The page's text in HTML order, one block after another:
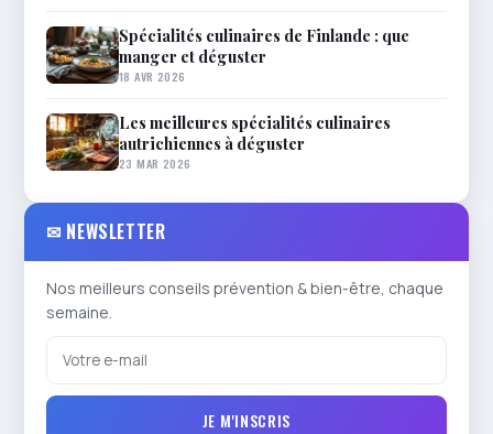
Spécialités culinaires de Finlande : que
manger et déguster
18 AVR 2026
Les meilleures spécialités culinaires
autrichiennes à déguster
23 MAR 2026
✉ NEWSLETTER
Nos meilleurs conseils prévention & bien-être, chaque
semaine.
JE M'INSCRIS